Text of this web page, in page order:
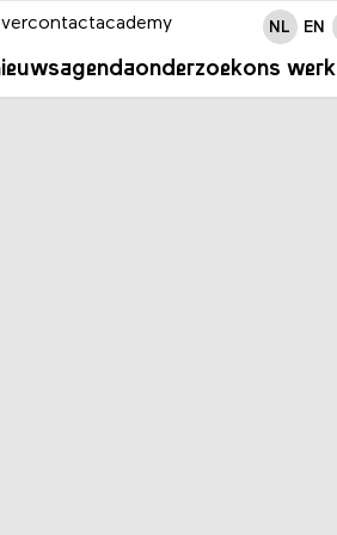
agendaonderzoekons werk
contactacademy NL EN